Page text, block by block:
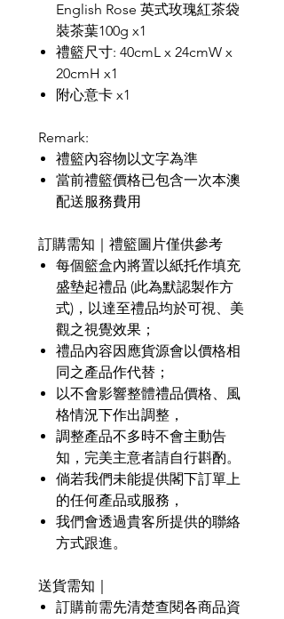
English Rose 英式玫瑰紅茶袋
裝茶葉100g x1
禮籃尺寸: 40cmL x 24cmW x
20cmH x1
附心意卡 x1
Remark:
禮籃內容物以文字為準
當前禮籃價格已包含一次本澳
配送服務費用
訂購需知｜禮籃圖片僅供參考
每個籃盒內將置以紙托作填充
盛墊起禮品 (此為默認製作方
式) ，以達至禮品均於可視、美
觀之視覺效果；
禮品內容因應貨源會以價格相
同之產品作代替；
以不會影響整體禮品價格、風
格情況下作出調整，
調整產品不多時不會主動告
知，完美主意者請自行斟酌。
倘若我們未能提供閣下訂單上
的任何產品或服務，
我們會透過貴客所提供的聯絡
方式跟進。
送貨需知｜
訂購前需先清楚查閱各商品資